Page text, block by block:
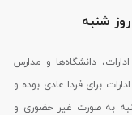
شنبه
دانشگاه‌ها و مدارس
برای فردا عادی بوده و
به صورت غیر حضوری و